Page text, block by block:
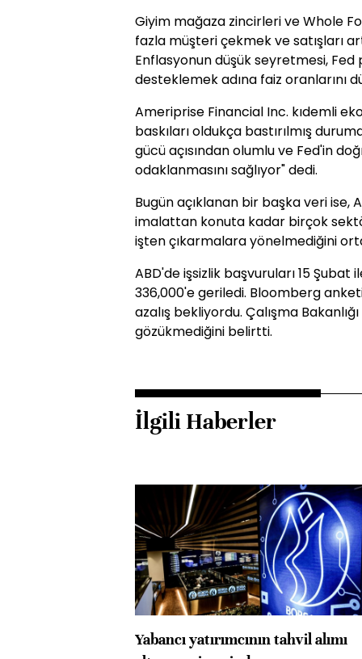
Giyim mağaza zincirleri ve Whole
fazla müşteri çekmek ve satışları
Enflasyonun düşük seyretmesi, Fed
desteklemek adına faiz oranlarını
Ameriprise Financial Inc. kıdemli
baskıları oldukça bastırılmış
gücü açısından olumlu ve Fed'in
odaklanmasını sağlıyor" dedi.
Bugün açıklanan bir başka veri ise,
imalattan konuta kadar birçok
işten çıkarmalara yönelmediğini
ABD'de işsizlik başvuruları 15
336,000'e geriledi. Bloomberg
azalış bekliyordu. Çalışma
gözükmediğini belirtti.
İlgili Haberler
Yabancı yatırımcının tahvil alımı